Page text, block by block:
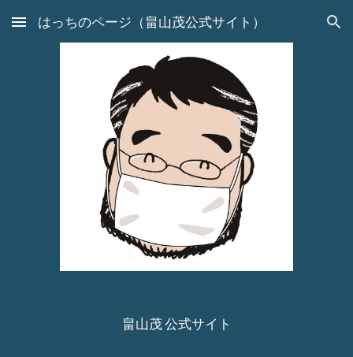
Skip to main content Skip to navigation
はっちのページ（畠山茂公式サイト）
畠山茂 公式サイト